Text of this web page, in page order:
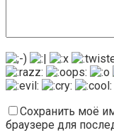
Сохранить моё
браузере для